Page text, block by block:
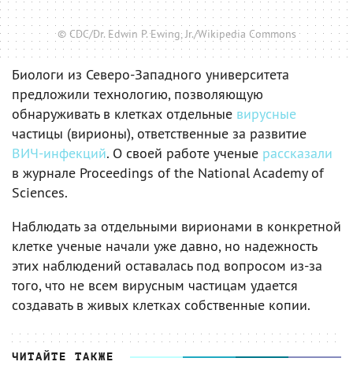
© CDC/Dr. Edwin P. Ewing, Jr./Wikipedia Commons
Биологи из Северо-Западного университета
предложили технологию, позволяющую
обнаруживать в клетках отдельные вирусные
частицы (вирионы), ответственные за развитие
ВИЧ-инфекций. О своей работе ученые рассказали
в журнале Proceedings of the National Academy of
Sciences.
Наблюдать за отдельными вирионами в конкретной
клетке ученые начали уже давно, но надежность
этих наблюдений оставалась под вопросом из-за
того, что не всем вирусным частицам удается
создавать в живых клетках собственные копии.
ЧИТАЙТЕ ТАКЖЕ